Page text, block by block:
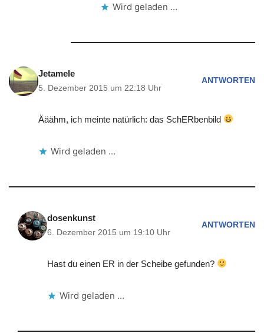
Wird geladen …
Jetamele
5. Dezember 2015 um 22:18 Uhr
ANTWORTEN
Ääähm, ich meinte natürlich: das SchERbenbild
Wird geladen …
dosenkunst
6. Dezember 2015 um 19:10 Uhr
ANTWORTEN
Hast du einen ER in der Scheibe gefunden?
Wird geladen …